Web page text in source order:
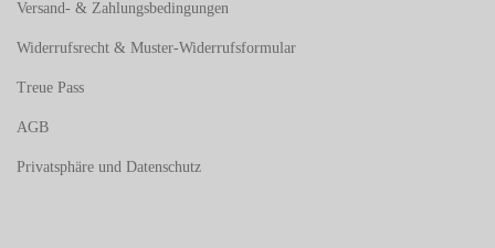
Versand- & Zahlungsbedingungen
Widerrufsrecht & Muster-Widerrufsformular
Treue Pass
AGB
Privatsphäre und Datenschutz